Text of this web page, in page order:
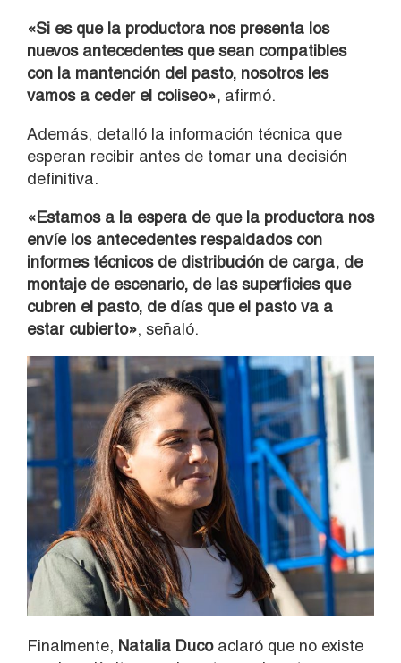
«Si es que la productora nos presenta los
nuevos antecedentes que sean compatibles
con la mantención del pasto, nosotros les
vamos a ceder el coliseo», afirmó.
Además, detalló la información técnica que
esperan recibir antes de tomar una decisión
definitiva.
«Estamos a la espera de que la productora nos
envíe los antecedentes respaldados con
informes técnicos de distribución de carga, de
montaje de escenario, de las superficies que
cubren el pasto, de días que el pasto va a
estar cubierto», señaló.
Finalmente, Natalia Ducoaclaró que no existe